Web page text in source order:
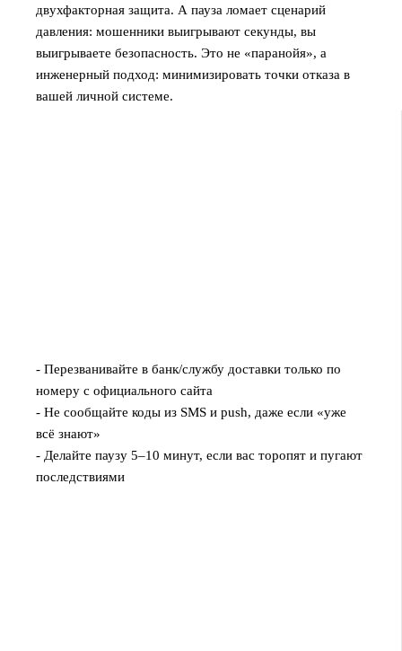
двухфакторная защита. А пауза ломает сценарий
давления: мошенники выигрывают секунды, вы
выигрываете безопасность. Это не «паранойя», а
инженерный подход: минимизировать точки отказа в
вашей личной системе.
- Перезванивайте в банк/службу доставки только по
номеру с официального сайта
- Не сообщайте коды из SMS и push, даже если «уже
всё знают»
- Делайте паузу 5–10 минут, если вас торопят и пугают
последствиями